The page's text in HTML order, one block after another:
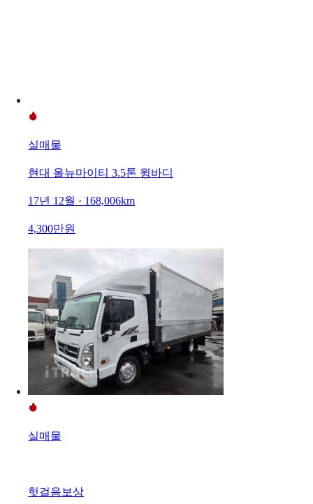
실매물
현대 올뉴마이티 3.5톤 윙바디
17년 12월 · 168,006km
4,300만원
실매물
헛걸음보상